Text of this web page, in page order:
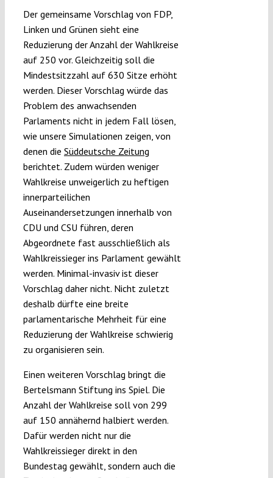
Der gemeinsame Vorschlag von FDP,
Linken und Grünen sieht eine
Reduzierung der Anzahl der Wahlkreise
auf 250 vor. Gleichzeitig soll die
Mindestsitzzahl auf 630 Sitze erhöht
werden. Dieser Vorschlag würde das
Problem des anwachsenden
Parlaments nicht in jedem Fall lösen,
wie unsere Simulationen zeigen, von
denen die Süddeutsche Zeitung
berichtet. Zudem würden weniger
Wahlkreise unweigerlich zu heftigen
innerparteilichen
Auseinandersetzungen innerhalb von
CDU und CSU führen, deren
Abgeordnete fast ausschließlich als
Wahlkreissieger ins Parlament gewählt
werden. Minimal-invasiv ist dieser
Vorschlag daher nicht. Nicht zuletzt
deshalb dürfte eine breite
parlamentarische Mehrheit für eine
Reduzierung der Wahlkreise schwierig
zu organisieren sein.
Einen weiteren Vorschlag bringt die
Bertelsmann Stiftung ins Spiel. Die
Anzahl der Wahlkreise soll von 299
auf 150 annähernd halbiert werden.
Dafür werden nicht nur die
Wahlkreissieger direkt in den
Bundestag gewählt, sondern auch die